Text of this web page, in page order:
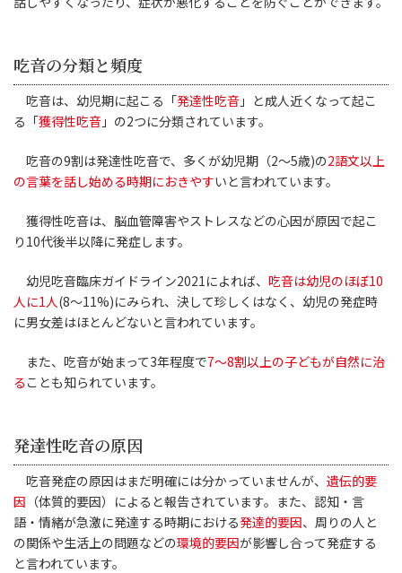
吃音の分類と頻度
吃音は、幼児期に起こる「発達性吃音 」と成人近くなって起こ
る「獲得性吃音 」の2つに分類されています。
吃音の9割は発達性吃音で、多くが幼児期（2〜5歳)の2語文以上
の言葉を話し始める時期におきやすいと言われています。
獲得性吃音は、脳血管障害やストレスなどの心因が原因で起こ
り10代後半以降に発症します。
幼児吃音臨床ガイドライン2021によれば、 吃音は幼児のほぼ10
人に1人 (8〜11%)にみられ、決して珍しくはなく、幼児の発症時
に男女差はほとんどないと言われています。
また、吃音が始まって3年程度で7～8割以上の子どもが自然に治
る ことも知られています。
発達性吃音の原因
吃音発症の原因はまだ明確には分かっていませんが、 遺伝的要
因 （体質的要因）によると報告されています。また、認知・言
語・情緒が急激に発達する時期における発達的要因、周りの人と
の関係や生活上の問題などの環境的要因が影響し合って発症する
と言われています。